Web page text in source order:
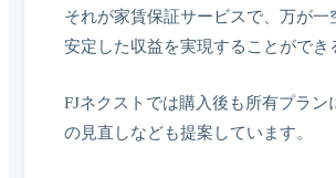
それが家賃保証サービスで、万が
安定した収益を実現することができ
FJネクストでは購入後も所有プラ
の見直しなども提案しています。